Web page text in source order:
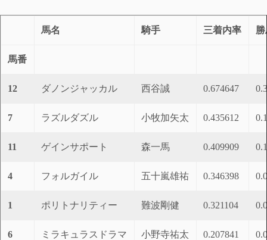
馬名 騎手 三着内率
馬番
12 ダノンジャッカル 西谷誠 0.674647
7 ラズルダズル 小牧加矢太 0.435612
11 ゲインサポート 森一馬 0.409909
4 フォルガイル 五十嵐雄祐 0.346398
1 ポリトナリティー 難波剛健 0.321104
6 ミラキュラスドラマ 小野寺祐太 0.207841